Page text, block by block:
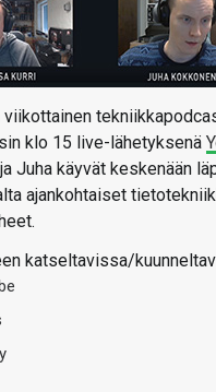
klo 15 live-lähetyksenä
Juha käyvät keskenään
ajankohtaiset
katseltavissa/